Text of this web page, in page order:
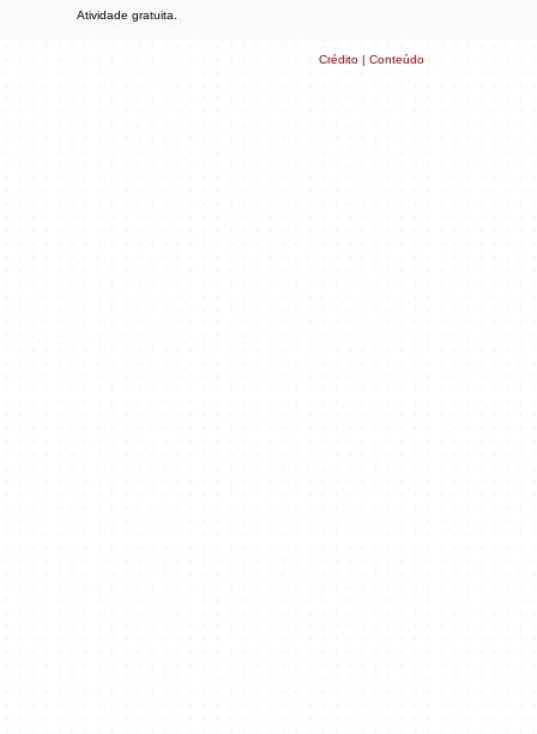
Atividade gratuita.
Crédito | Conteúdo